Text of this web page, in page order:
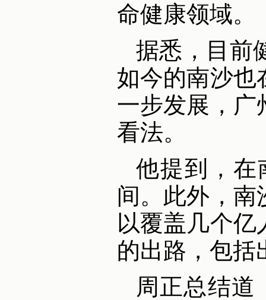
命健康领域。
据悉，目前
如今的南沙也
一步发展，广
看法。
他提到，在
间。此外，南
以覆盖几个
的出路，包括
周正总结道